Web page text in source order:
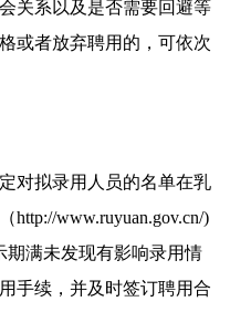
关系以及是否需要回避等
或者放弃聘用的，可依次
拟录用人员的名单在乳
www.ruyuan.gov.cn/)
期满未发现有影响录用情
手续，并及时签订聘用合